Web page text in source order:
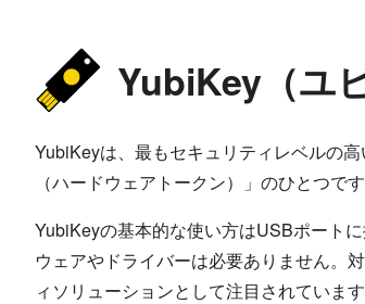
YubiKey（ユ
YubiKeyは、最もセキュリティレベルの
（ハードウェアトークン）」のひとつです
YubiKeyの基本的な使い方はUSBポート
ウェアやドライバーは必要ありません。
ィソリューションとして注目されています